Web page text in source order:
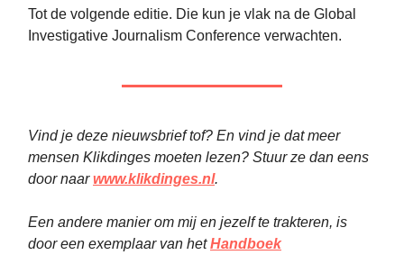
Tot de volgende editie. Die kun je vlak na de Global
Investigative Journalism Conference verwachten.
Vind je deze nieuwsbrief tof? En vind je dat meer
mensen Klikdinges moeten lezen? Stuur ze dan eens
door naarwww.klikdinges.nl.
Een andere manier om mij en jezelf te trakteren, is
door een exemplaar van hetHandboek